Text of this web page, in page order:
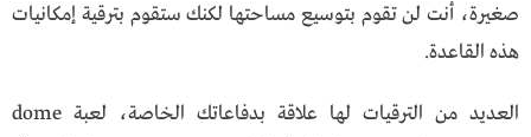
صغيرة، أنت لن تقوم بتوسيع مساحتها لكنك ستقوم بترقية إمكانيات
هذه القاعدة.
العديد من الترقيات لها علاقة بدفاعاتك الخاصة، لعبة dome